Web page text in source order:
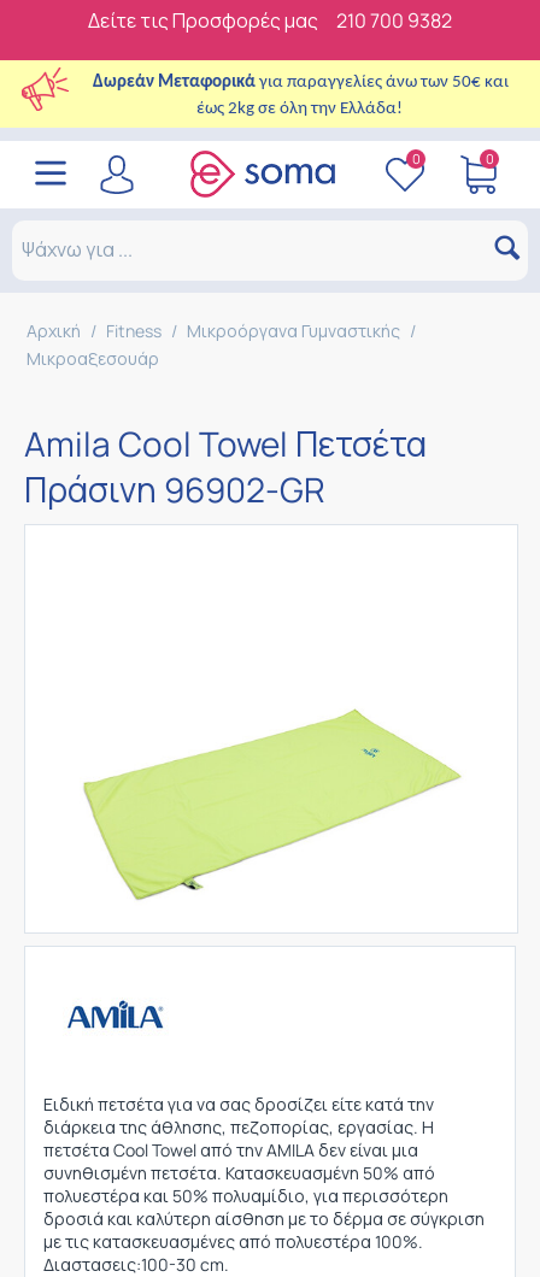
Δείτε τις Προσφορές μας 210 700 9382
Δωρεάν Μεταφορικά για παραγγελίες άνω των 50€ και
έως 2kg σε όλη την Ελλάδα!
0 0
Αρχική / Fitness / Μικροόργανα Γυμναστικής /
Μικροαξεσουάρ
Amila Cool Towel Πετσέτα
Πράσινη 96902-GR
Ειδική πετσέτα για να σας δροσίζει είτε κατά την
διάρκεια της άθλησης, πεζοπορίας, εργασίας. Η
πετσέτα Cool Towel από την AMILA δεν είναι μια
συνηθισμένη πετσέτα. Κατασκευασμένη 50% από
πολυεστέρα και 50% πολυαμίδιο, για περισσότερη
δροσιά και καλύτερη αίσθηση με το δέρμα σε σύγκριση
με τις κατασκευασμένες από πολυεστέρα 100%.
Διαστασεις:100-30 cm.